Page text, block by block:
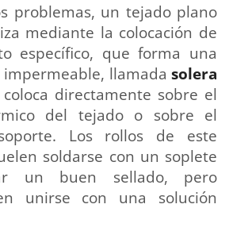
problemas, un tejado plano
mediante la colocación de
específico, que forma una
llamada solera
coloca directamente sobre el
del tejado o sobre el
Los rollos de este
soldarse con un soplete
un buen sellado, pero
unirse con una solución